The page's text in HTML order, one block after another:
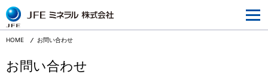
JFEミネラルとは
企業情報
事業情報
HOME お問い合わせ
お問い合わせ